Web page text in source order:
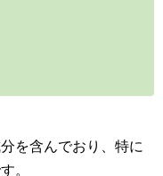
を含んでおり、特に
。